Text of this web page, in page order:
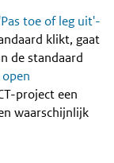
'Pas toe of leg uit'-
klikt, gaat
de standaard
project een
waarschijnlijk